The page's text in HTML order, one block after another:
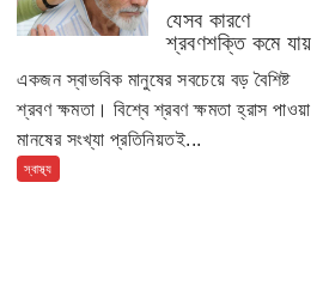
যেসব কারণে
শ্রবণশক্তি কমে যায়
একজন স্বাভবিক মানুষের সবচেয়ে বড় বৈশিষ্ট
শ্রবণ ক্ষমতা। বিশ্বে শ্রবণ ক্ষমতা হ্রাস পাওয়া
মানষের সংখ্যা প্রতিনিয়তই...
স্বাস্থ্য